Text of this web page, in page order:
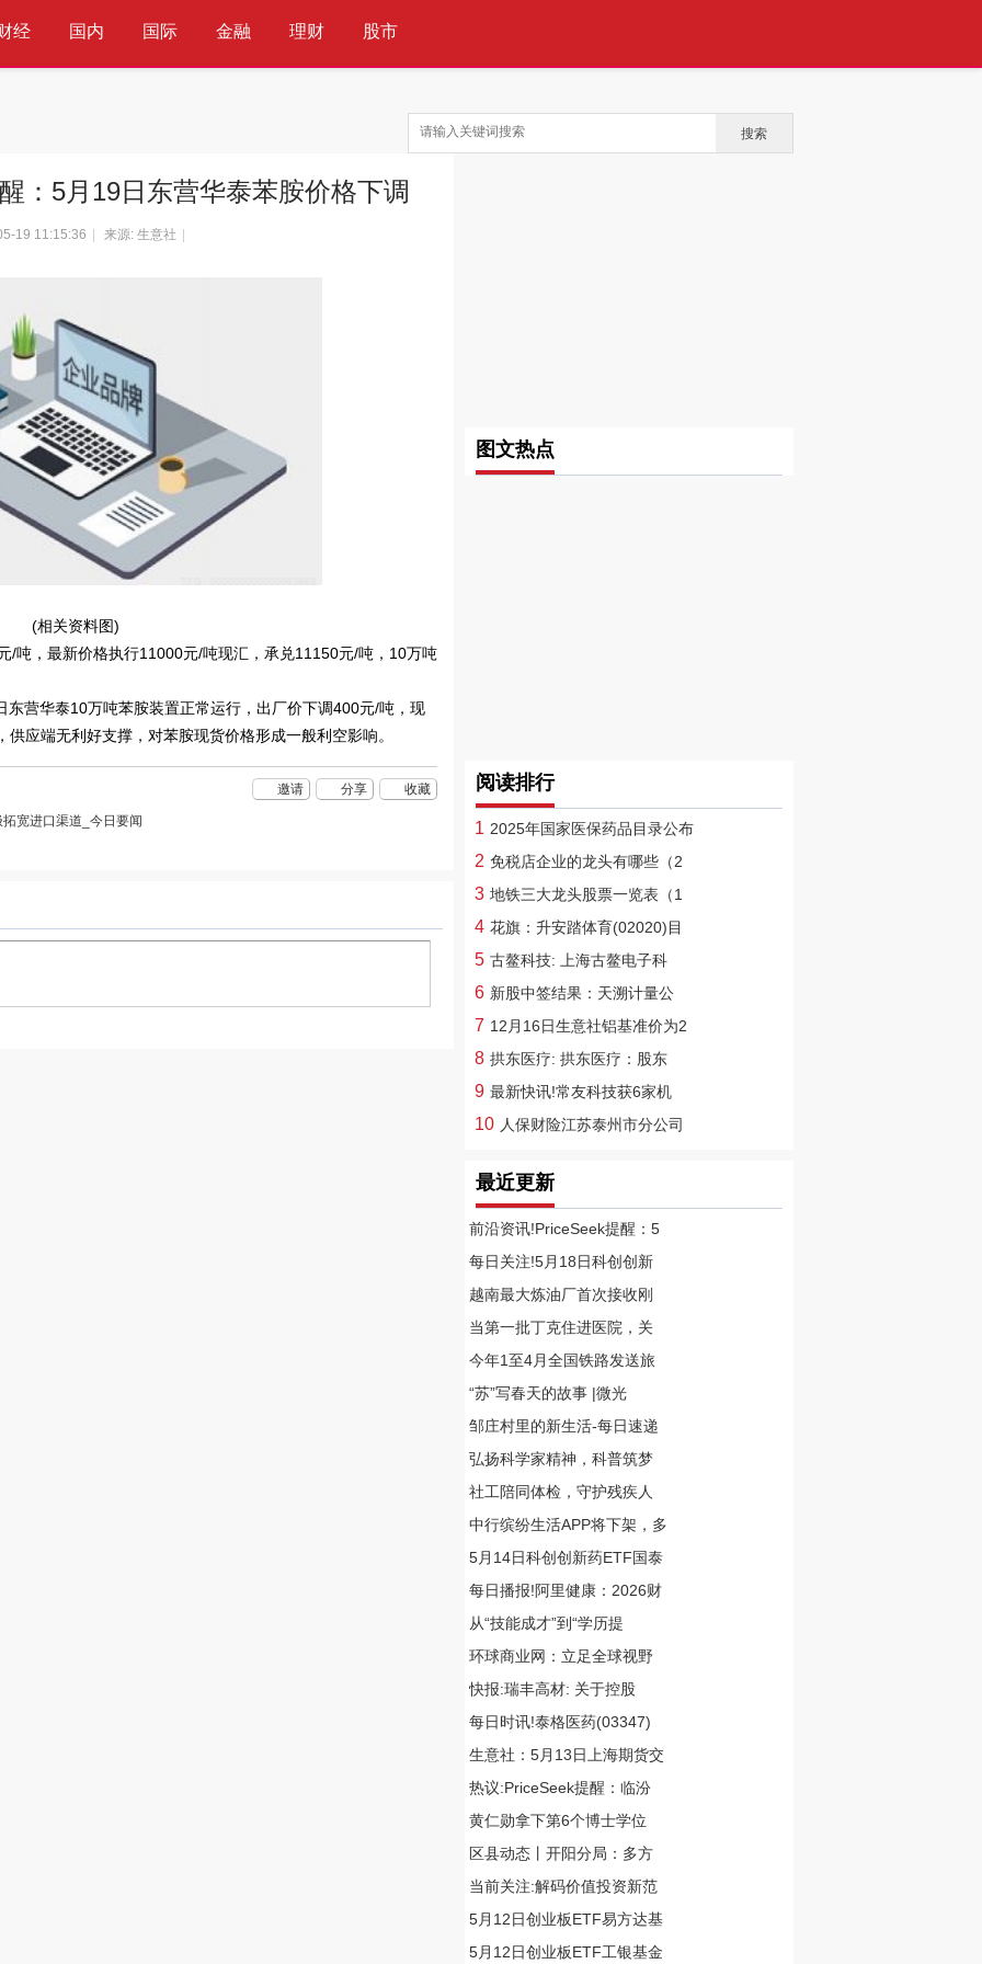
经 国内 国际 金融 理财 股市
搜索
：5月19日东营华泰苯胺价格下调
19 11:15:36 来源: 生意社
(相关资料图)
/吨，最新价格执行11000元/吨现汇，承兑11150元/吨，10万吨
营华泰10万吨苯胺装置正常运行，出厂价下调400元/吨，现
应端无利好支撑，对苯胺现货价格形成一般利空影响。
收藏
分享
邀请
宽进口渠道_今日要闻
图文热点
阅读排行
1 2025年国家医保药品目录公布
2 免税店企业的龙头有哪些（2
3 地铁三大龙头股票一览表（1
4 花旗：升安踏体育(02020)目
5 古鳌科技: 上海古鳌电子科
6 新股中签结果：天溯计量公
7 12月16日生意社铝基准价为2
8 拱东医疗: 拱东医疗：股东
9 最新快讯!常友科技获6家机
10 人保财险江苏泰州市分公司
最近更新
前沿资讯!PriceSeek提醒：5
每日关注!5月18日科创创新
越南最大炼油厂首次接收刚
当第一批丁克住进医院，关
今年1至4月全国铁路发送旅
“苏”写春天的故事 |微光
邹庄村里的新生活-每日速递
弘扬科学家精神，科普筑梦
社工陪同体检，守护残疾人
中行缤纷生活APP将下架，多
5月14日科创创新药ETF国泰
每日播报!阿里健康：2026财
从“技能成才”到“学历提
环球商业网：立足全球视野
快报:瑞丰高材: 关于控股
每日时讯!泰格医药(03347)
生意社：5月13日上海期货交
热议:PriceSeek提醒：临汾
黄仁勋拿下第6个博士学位
区县动态丨开阳分局：多方
当前关注:解码价值投资新范
5月12日创业板ETF易方达基
5月12日创业板ETF工银基金